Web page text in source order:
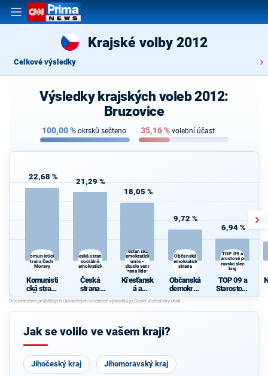
Krajské volby 2012
Celkové výsledky
Výsledky krajských voleb 2012:
Bruzovice
100,00% okrsků sečteno 35,16% volební účast
22,68 %
Komunistická
strana Čech a
Moravy
Komunisti
cká strana
Čech a
Moravy
21,29 %
Česká strana
sociálně
demokratická
Česká
strana
sociálně
demokrati
cká
18,05 %
Křesťanská a
demokratická
unie -
Československá
strana lidová
Křesťansk
á a
demokrati
cká unie -
Českoslov
strana
9,72 %
Občanská
demokratická
strana
Občanská
demokrati
cká strana
6,94 %
TOP 09 a
Starostové pro
Moravskoslezský
kraj
TOP 09 a
Starostové
pro
slezský
Jak se volilo ve vašem kraji?
Jihočeský kraj Jihomoravský kraj